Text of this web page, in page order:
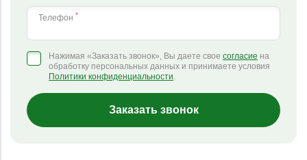
Телефон *
Нажимая «Заказать звонок», Вы даете свое согласие на
обработку персональных данных и принимаете условия
Политики конфиденциальности.
Заказать звонок